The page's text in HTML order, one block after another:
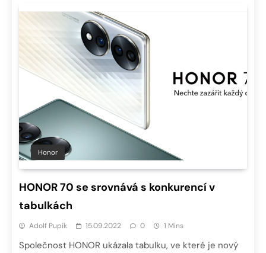
Honor
HONOR 70 se srovnává s konkurencí v
tabulkách
Adolf Pupík 15.09.2022 0 1 Mins
Společnost HONOR ukázala tabulku, ve které je nový